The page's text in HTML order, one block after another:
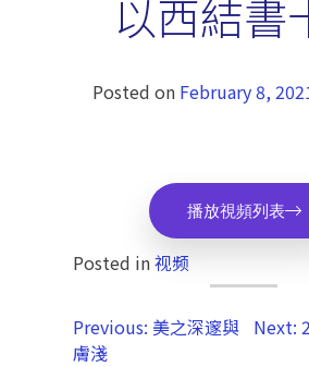
以西結書
Posted on February 8,
播放視頻列表
Posted in视频
Previous: 美之深邃與
膚淺
Next: